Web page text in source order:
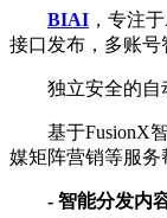
BIAI ，专注
接口发布，多账号
独立安全的自
基于FusionX智
媒矩阵营销等服务
- 智能分发内